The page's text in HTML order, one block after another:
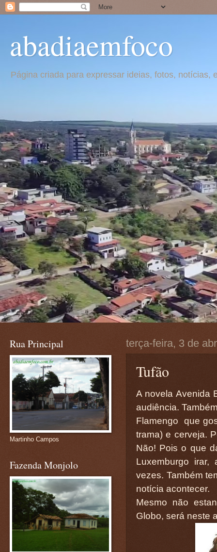
abadiaemfoco
Página criada para expressar ideias, fotos,
terça-feira, 3 de
Tufão
A novela Avenida
audiência.
Flamengo que
trama) e cerveja.
Não! Pois o que
Luxemburgo
vezes. Também
notícia acontecer.
Mesmo não
Globo, será neste
Rua Principal
Martinho Campos
Fazenda Monjolo